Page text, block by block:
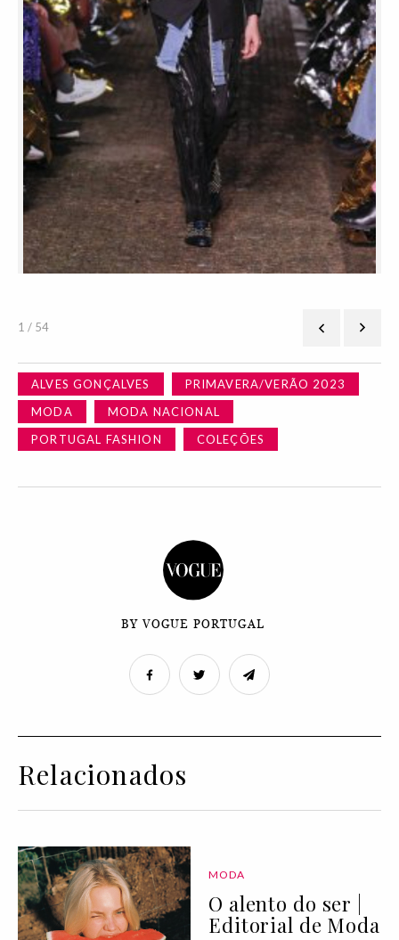
1 / 54
ALVES GONÇALVES
PRIMAVERA/VERÃO 2023
MODA
MODA NACIONAL
PORTUGAL FASHION
COLEÇÕES
BY VOGUE PORTUGAL
Relacionados
MODA
O alento do ser |
Editorial de Moda